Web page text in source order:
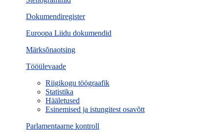
Dokumendiregister
Euroopa Liidu dokumendid
Märksõnaotsing
Tööülevaade
Riigikogu töögraafik
Statistika
Hääletused
Esinemised ja istungitest osavõtt
Parlamentaarne kontroll